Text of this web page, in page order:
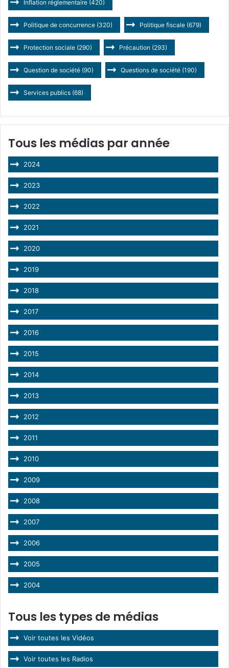
Inflation réglementaire (420)
Politique de concurrence (320) Politique fiscale (679)
Protection sociale (290) Précaution (293)
Question de société (90) Questions de société (190)
Services publics (68)
Tous les médias par année
2024
2023
2022
2021
2020
2019
2018
2017
2016
2015
2014
2013
2012
2011
2010
2009
2008
2007
2006
2005
2004
Tous les types de médias
Voir toutes les Vidéos
Voir toutes les Radios